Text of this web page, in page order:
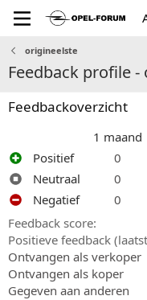
origineelste
Feedback profile
Feedbackoverzicht
1 maand
Positief
0
Neutraal
0
Negatief
0
Feedback score
Positieve feedback
Ontvangen als verkoper
Ontvangen als koper
Gegeven aan anderen